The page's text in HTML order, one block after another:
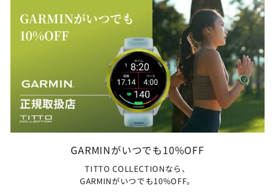
GARMINがいつでも10%OFF
TITTO COLLECTIONなら、
GARMINがいつでも10%OFF。